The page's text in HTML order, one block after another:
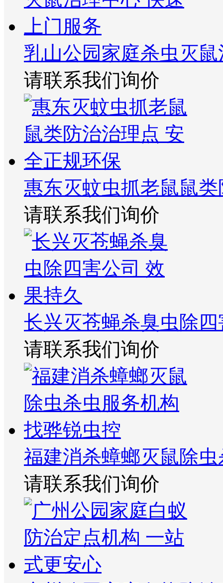
乳山公园家庭杀虫灭
请联系我们询价
惠东灭蚊虫抓老鼠鼠
请联系我们询价
长兴灭苍蝇杀臭虫除
请联系我们询价
福建消杀蟑螂灭鼠除
请联系我们询价